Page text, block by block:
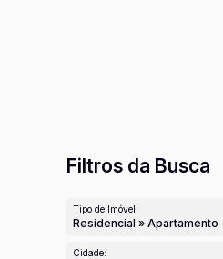
Filtros da Busca
Tipo de Imóvel:
Residencial » Apartamento
Cidade: